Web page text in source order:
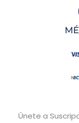
Únete a